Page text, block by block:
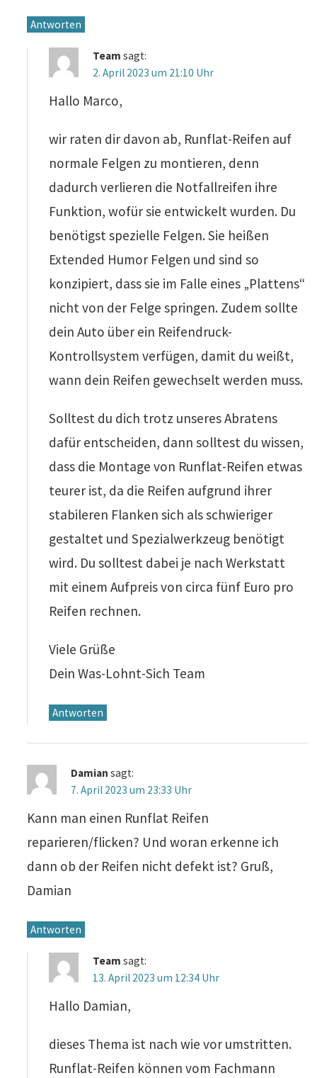
Antworten
Team sagt:
2. April 2023 um 21:10 Uhr
Hallo Marco,
wir raten dir davon ab, Runflat-Reifen auf
normale Felgen zu montieren, denn
dadurch verlieren die Notfallreifen ihre
Funktion, wofür sie entwickelt wurden. Du
benötigst spezielle Felgen. Sie heißen
Extended Humor Felgen und sind so
konzipiert, dass sie im Falle eines „Plattens“
nicht von der Felge springen. Zudem sollte
dein Auto über ein Reifendruck-
Kontrollsystem verfügen, damit du weißt,
wann dein Reifen gewechselt werden muss.
Solltest du dich trotz unseres Abratens
dafür entscheiden, dann solltest du wissen,
dass die Montage von Runflat-Reifen etwas
teurer ist, da die Reifen aufgrund ihrer
stabileren Flanken sich als schwieriger
gestaltet und Spezialwerkzeug benötigt
wird. Du solltest dabei je nach Werkstatt
mit einem Aufpreis von circa fünf Euro pro
Reifen rechnen.
Viele Grüße
Dein Was-Lohnt-Sich Team
Antworten
Damian sagt:
7. April 2023 um 23:33 Uhr
Kann man einen Runflat Reifen
reparieren/flicken? Und woran erkenne ich
dann ob der Reifen nicht defekt ist? Gruß,
Damian
Antworten
Team sagt:
13. April 2023 um 12:34 Uhr
Hallo Damian,
dieses Thema ist nach wie vor umstritten.
Runflat-Reifen können vom Fachmann